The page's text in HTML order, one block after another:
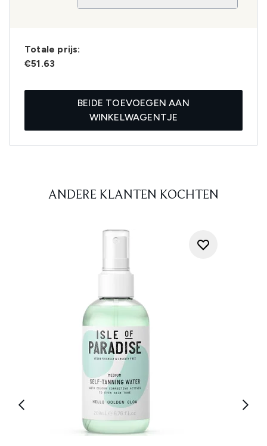
Totale prijs:
€51.63
BEIDE TOEVOEGEN AAN
WINKELWAGENTJE
ANDERE KLANTEN KOCHTEN